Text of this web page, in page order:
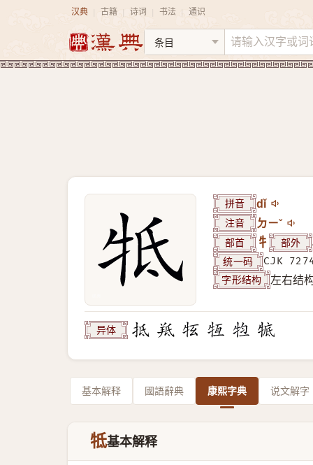
汉典 古籍 诗词 书法 通识
拼音 dǐ
注音 ㄉㄧˇ
部首 牜 部外
统一码 CJK
字形结构 左右结
异体
基本解释 國語辭典 康熙字典 说文解字
牴基本解释